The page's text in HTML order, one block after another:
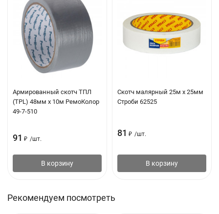
Армированный скотч ТПЛ
(TPL) 48мм х 10м РемоКолор
49-7-510
91 ₽ /шт.
В корзину
Скотч малярный 25м х 25мм
Строби 62525
81 ₽ /шт.
В корзину
Рекомендуем посмотреть